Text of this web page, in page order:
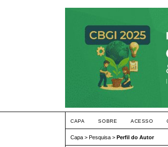
CAPA SOBRE ACESSO
Capa >Pesquisa >Perfil do Autor